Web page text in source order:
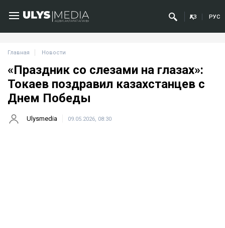
ҚАЗ РУС
Главная Новости
«Праздник со слезами на глазах»:
Токаев поздравил казахстанцев с
Днем Победы
Ulysmedia 09.05.2026, 08:30